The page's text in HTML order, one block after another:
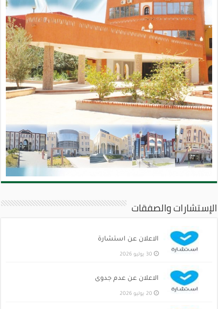
الإستشارات والصفقات
الاعلان عن استشارة
30 يوليو 2026
الاعلان عن عدم جدوى
20 يوليو 2026